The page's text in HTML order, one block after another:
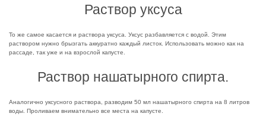
Раствор уксуса
То же самое касается и раствора уксуса. Уксус разбавляется с водой. Этим
раствором нужно брызгать аккуратно каждый листок. Использовать можно как на
рассаде, так уже и на взрослой капусте.
Раствор нашатырного спирта.
Аналогично уксусного раствора, разводим 50 мл нашатырного спирта на 8 литров
воды. Проливаем внимательно все места на капусте.